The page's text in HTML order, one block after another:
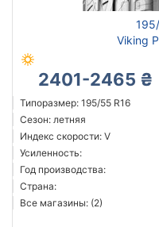
Viking
2401-2465 ₴
Типоразмер: 195/55 R16
Сезон: летняя
Индекс скорости: V
Усиленность:
Год производства:
Страна:
Все магазины: (2)